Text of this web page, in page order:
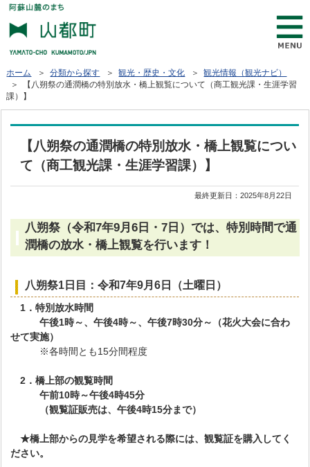
ホーム ＞分類から探す ＞観光・歴史・文化 ＞観光情報（観光ナビ）
＞ 【八朔祭の通潤橋の特別放水・橋上観覧について（商工観光課・生涯学習
課）】
【八朔祭の通潤橋の特別放水・橋上観覧につい
て（商工観光課・生涯学習課）】
最終更新日：2025年8月22日
八朔祭（令和7年9月6日・7日）では、特別時間で通
潤橋の放水・橋上観覧を行います！
八朔祭1日目：令和7年9月6日（土曜日）
1．特別放水時間
午後1時～、午後4時～、午後7時30分～（花火大会に合わ
せて実施）
※各時間とも15分間程度
2．橋上部の観覧時間
午前10時～午後4時45分
（観覧証販売は、午後4時15分まで）
★橋上部からの見学を希望される際には、観覧証を購入してく
ださい。